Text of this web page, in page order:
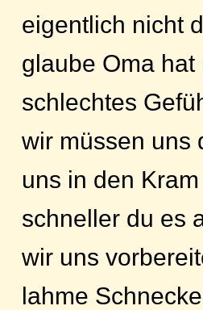
eigentlich nicht
glaube Oma
schlechtes
wir müssen uns
uns in den
schneller du es
wir uns
lahme